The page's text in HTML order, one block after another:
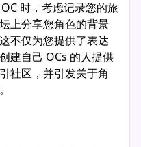
时，考虑记录您的旅
上分享您角色的背景
不仅为您提供了表达
建自己 OCs 的人提供
社区，并引发关于角